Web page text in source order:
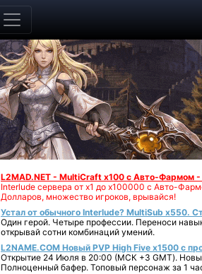
L2MAD.NET - MultiCraft x100 с Авто-Фармом
Interlude сервера от х1 до х100000 с Авто-
Долларов, множество игроков, врывайся!
Устал от обычного Interlude? MultiSub x550.
Один герой. Четыре профессии. Переноси
открывай сотни комбинаций умений.
L2NAME.COM Новый PVP High Five x1500 с
Открытие 24 Июля в 20:00 (МСК +3 GMT).
Полноценный бафер. Топовый персонаж за 1